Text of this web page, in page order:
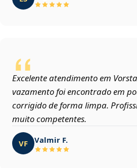
Excelente atendimento em
vazamento foi encontrado em
corrigido de forma limpa.
muito competentes.
VF Valmir F.